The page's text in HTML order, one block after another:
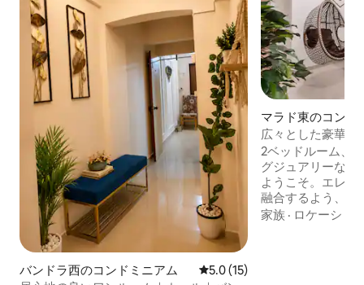
バンドラ西のコンドミニアム レビュー15件、5つ星中5.0つ
5.0 (15)
マラド東のコンド
広々とした豪華な
た、ネスコの近く
2ベッドルーム、
グジュアリーな隠
ようこそ。エレガ
融合するよう、最
放的で風通しの良
家族 · ロケーショ